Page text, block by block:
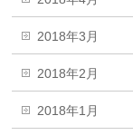
2018年3月
2018年2月
2018年1月